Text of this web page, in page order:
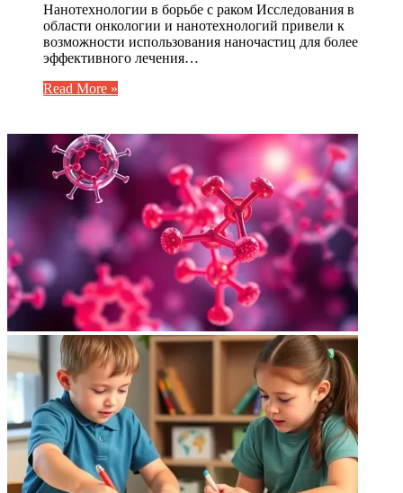
Нанотехнологии в борьбе с раком Исследования в
области онкологии и нанотехнологий привели к
возможности использования наночастиц для более
эффективного лечения…
Read More »